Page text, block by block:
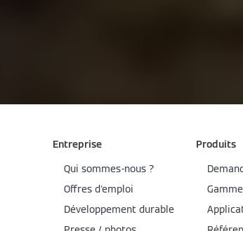
Entreprise
Qui sommes-nous ?
Offres d'emploi
Développement durable
Produits